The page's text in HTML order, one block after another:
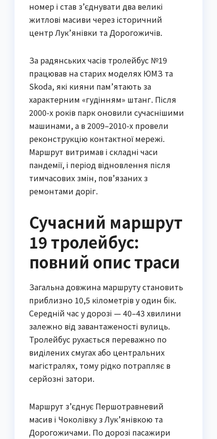
номер і став з’єднувати два великі
житлові масиви через історичний
центр Лук’янівки та Дорогожичів.
За радянських часів тролейбус №19
працював на старих моделях ЮМЗ та
Skoda, які кияни пам’ятають за
характерним «гудінням» штанг. Після
2000-х років парк оновили сучаснішими
машинами, а в 2009–2010-х провели
реконструкцію контактної мережі.
Маршрут витримав і складні часи
пандемії, і період відновлення після
тимчасових змін, пов’язаних з
ремонтами доріг.
Сучасний маршрут
19 тролейбус:
повний опис траси
Загальна довжина маршруту становить
приблизно 10,5 кілометрів у один бік.
Середній час у дорозі — 40–43 хвилини
залежно від завантаженості вулиць.
Тролейбус рухається переважно по
виділених смугах або центральних
магістралях, тому рідко потрапляє в
серйозні затори.
Маршрут з’єднує Першотравневий
масив і Чоколівку з Лук’янівкою та
Дорогожичами. По дорозі пасажири